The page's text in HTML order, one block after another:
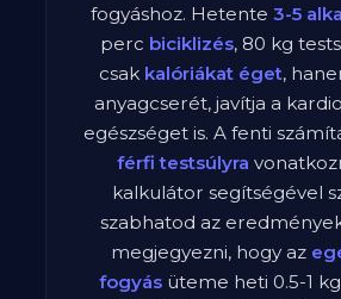
fogyáshoz. Hetente 3-5
perc biciklizés, 80 kg
csak kalóriákat éget,
anyagcserét, javítja a
egészséget is. A fenti
férfi testsúlyra
kalkulátor segítségével
szabhatod az
megjegyezni, hogy az
fogyásüteme heti 0.5-1